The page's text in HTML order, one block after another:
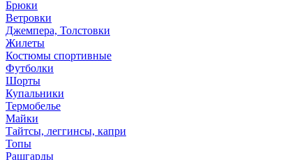
Брюки
Ветровки
Джемпера, Толстовки
Жилеты
Костюмы спортивные
Футболки
Шорты
Купальники
Термобелье
Майки
Тайтсы, леггинсы, капри
Топы
Рашгарды